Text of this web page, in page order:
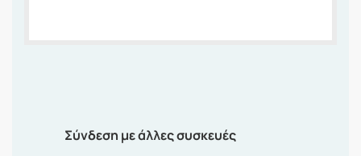
Σύνδεση με άλλες συσκευές